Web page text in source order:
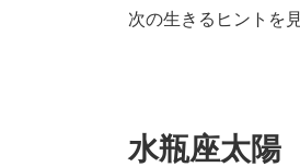
次の生きるヒントを
水瓶座太陽